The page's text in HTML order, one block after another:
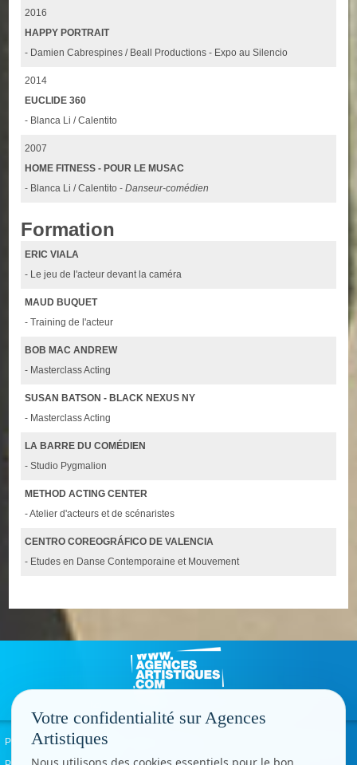
2016
HAPPY PORTRAIT
- Damien Cabrespines / Beall Productions - Expo au Silencio
2014
EUCLIDE 360
- Blanca Li / Calentito
2007
HOME FITNESS - POUR LE MUSAC
- Blanca Li / Calentito -Danseur-comédien
Formation
ERIC VIALA
- Le jeu de l'acteur devant la caméra
MAUD BUQUET
- Training de l'acteur
BOB MAC ANDREW
- Masterclass Acting
SUSAN BATSON - BLACK NEXUS NY
- Masterclass Acting
LA BARRE DU COMÉDIEN
- Studio Pygmalion
METHOD ACTING CENTER
- Atelier d'acteurs et de scénaristes
CENTRO COREOGRÁFICO DE VALENCIA
- Etudes en Danse Contemporaine et Mouvement
Politique de confidentialité
Votre confidentialité sur Agences
Artistiques